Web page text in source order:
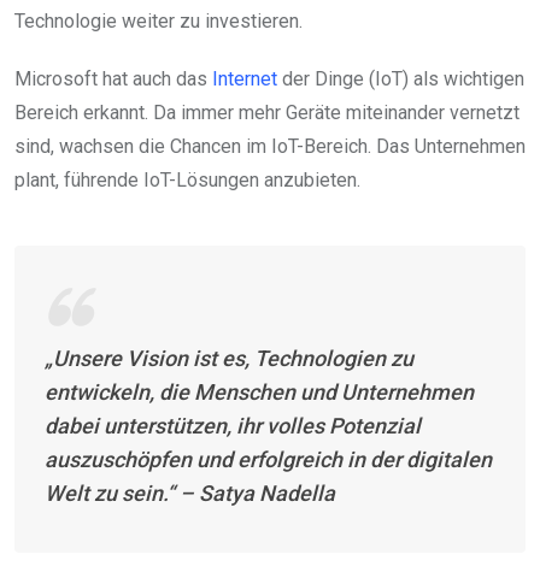
Technologie weiter zu investieren.
Microsoft hat auch das Internet der Dinge (IoT) als wichtigen
Bereich erkannt. Da immer mehr Geräte miteinander vernetzt
sind, wachsen die Chancen im IoT-Bereich. Das Unternehmen
plant, führende IoT-Lösungen anzubieten.
„Unsere Vision ist es, Technologien zu
entwickeln, die Menschen und Unternehmen
dabei unterstützen, ihr volles Potenzial
auszuschöpfen und erfolgreich in der digitalen
Welt zu sein.“ – Satya Nadella